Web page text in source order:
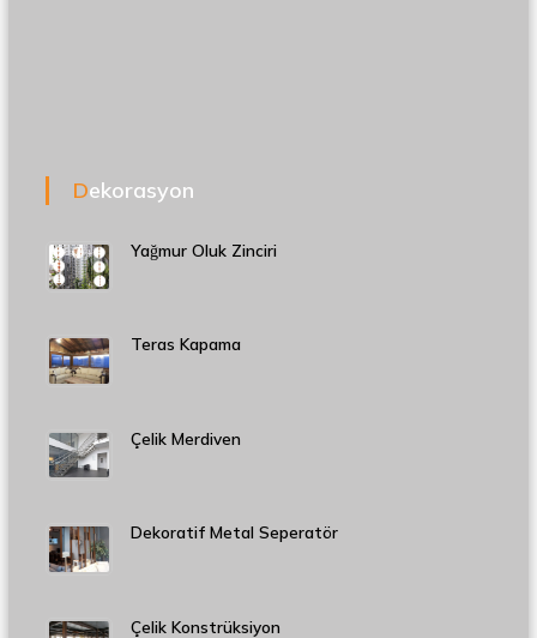
Dekorasyon
Yağmur Oluk Zinciri
Teras Kapama
Çelik Merdiven
Dekoratif Metal Seperatör
Çelik Konstrüksiyon